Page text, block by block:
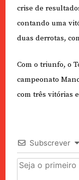
crise de
contando uma
duas derrotas,
Com o triunfo, o
campeonato
com três vitórias
Subscrever